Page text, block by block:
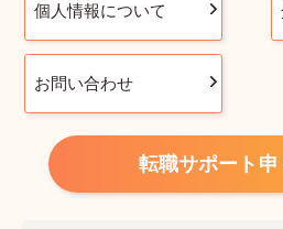
個人情報について
お問い合わせ
転職サポート